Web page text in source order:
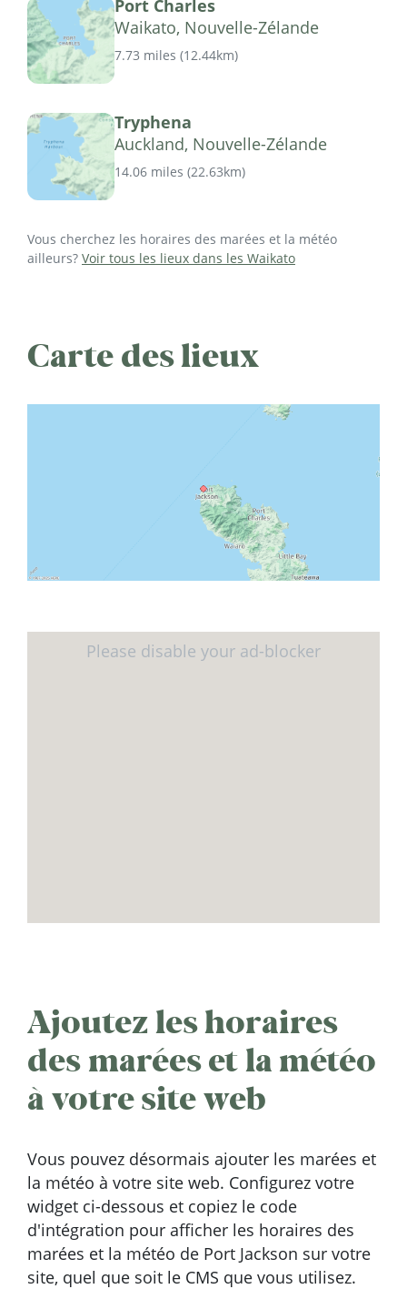
Port Charles
Waikato, Nouvelle-Zélande
7.73 miles (12.44km)
Tryphena
Auckland, Nouvelle-Zélande
14.06 miles (22.63km)
Vous cherchez les horaires des marées et la météo
ailleurs? Voir tous les lieux dans les Waikato
Carte des lieux
Ajoutez les horaires
des marées et la météo
à votre site web
Vous pouvez désormais ajouter les marées et
la météo à votre site web. Configurez votre
widget ci-dessous et copiez le code
d'intégration pour afficher les horaires des
marées et la météo de Port Jackson sur votre
site, quel que soit le CMS que vous utilisez.